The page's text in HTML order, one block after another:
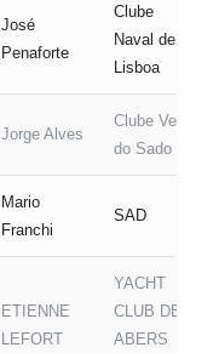
José
Penaforte
Clube
Naval de
Lisboa
Jorge Alves
Clube Vela
do Sado
Mario
Franchi
SAD
ETIENNE
LEFORT
YACHT
CLUB DES
ABERS